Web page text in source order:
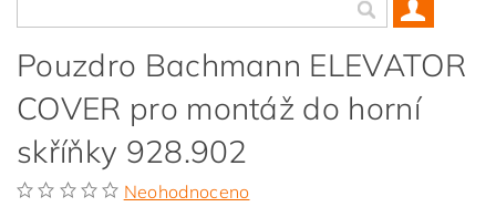
Pouzdro Bachmann ELEVATOR
COVER pro montáž do horní
skříňky 928.902
Neohodnoceno